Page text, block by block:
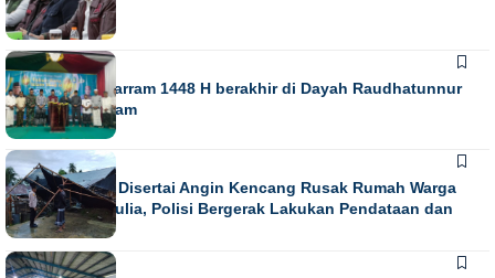
NEWS
Gebyar Muharram 1448 H berakhir di Dayah Raudhatunnur
Alharuni Nisam
NEWS
Hujan Lebat Disertai Angin Kencang Rusak Rumah Warga
di Meurah Mulia, Polisi Bergerak Lakukan Pendataan dan
Koordinasi
NEWS